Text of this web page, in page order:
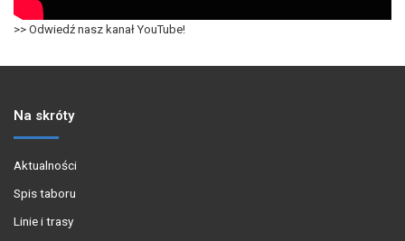
>> Odwiedź nasz kanał YouTube!
Na skróty
Aktualności
Spis taboru
Linie i trasy